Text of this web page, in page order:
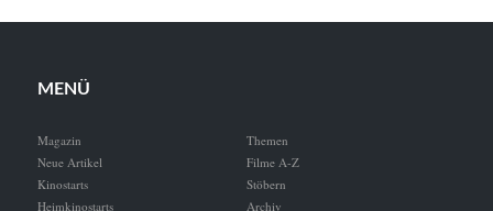
MENÜ
Magazin
Neue Artikel
Kinostarts
Heimkinostarts
Themen
Filme A-Z
Stöbern
Archiv